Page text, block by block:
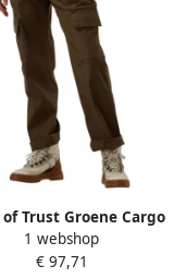
Trust Groene Cargo
voor Vrouwen Green
Dames
1 webshop
€ 97,71